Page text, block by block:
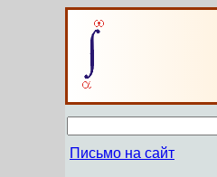
Письмо на сайт